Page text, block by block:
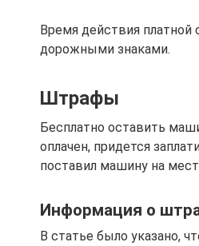
Время действия
дорожными знаками.
Штрафы
Бесплатно оставить
оплачен, придется
поставил машину на
Информация о
В статье было указано,